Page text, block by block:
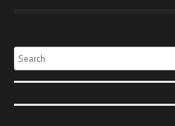
Search